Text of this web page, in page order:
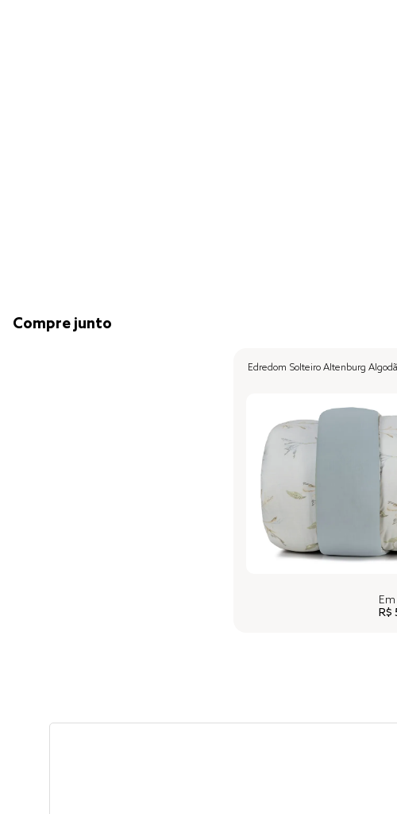
Compre junto
Edredom Solteiro Altenburg
R$